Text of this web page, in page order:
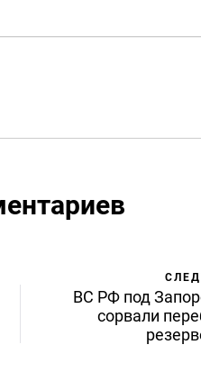
ВС РФ под
сорвали